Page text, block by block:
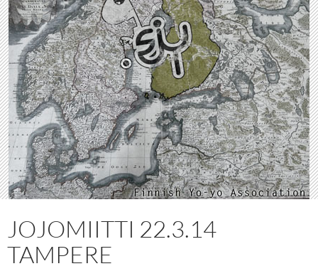
JOJOMIITTI 22.3.14
TAMPERE